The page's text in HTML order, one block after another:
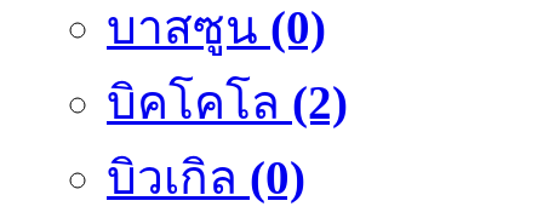
บาสซูน (0)
บิคโคโล (2)
บิวเกิล (0)